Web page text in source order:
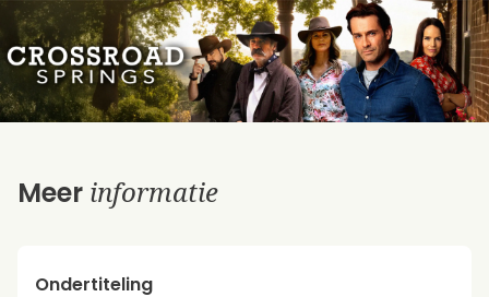
Meer informatie
Ondertiteling